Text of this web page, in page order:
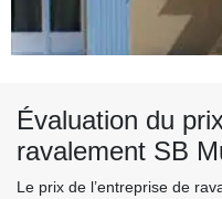
Évaluation du
ravalement SB
Le prix de l’entreprise de